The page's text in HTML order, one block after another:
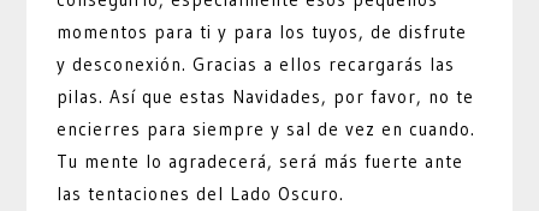
momentos para ti y para los tuyos, de disfrute
y desconexión. Gracias a ellos recargarás las
pilas. Así que estas Navidades, por favor, no te
encierres para siempre y sal de vez en cuando.
Tu mente lo agradecerá, será más fuerte ante
las tentaciones del Lado Oscuro.